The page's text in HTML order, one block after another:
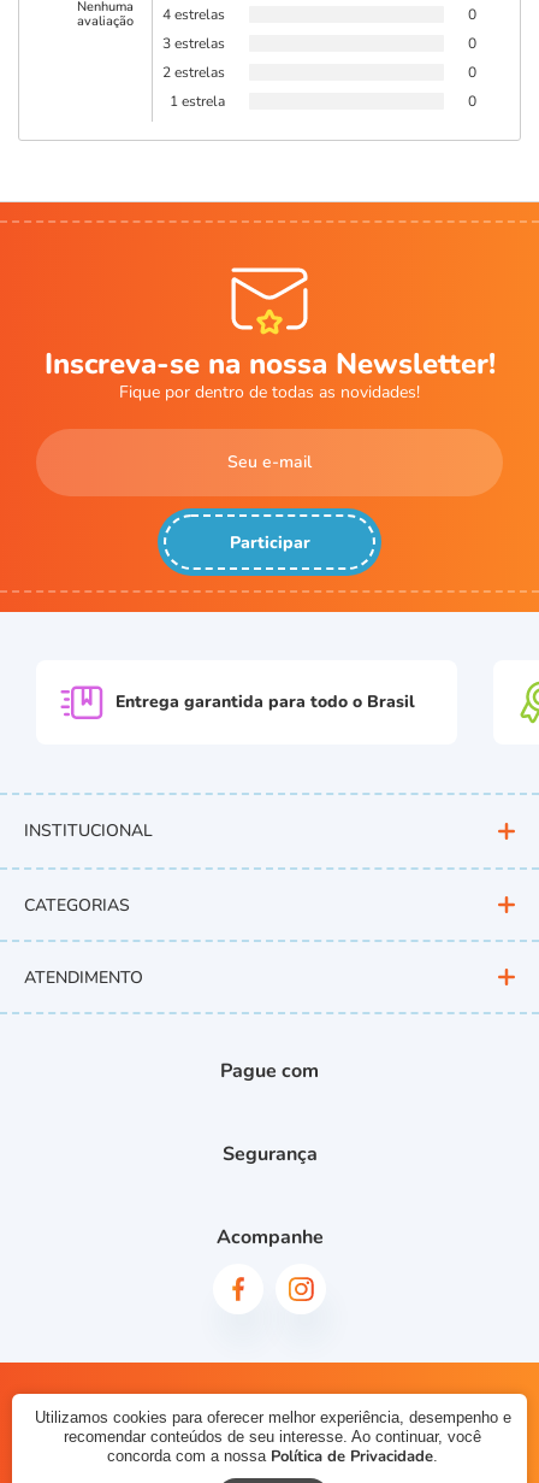
Nenhuma
avaliação
4 estrelas
0
3 estrelas
0
2 estrelas
0
1 estrela
0
Inscreva-se na nossa Newsletter!
Fique por dentro de todas as novidades!
Participar
Entrega garantida para todo o Brasil
INSTITUCIONAL
CATEGORIAS
ATENDIMENTO
Pague com
Segurança
Acompanhe
© 2023 - Planeta Baby Teen. CNPJ: 10237286000187. Todos os
direitos reservados.
Utilizamos cookies para oferecer melhor experiência, desempenho e
recomendar conteúdos de seu interesse. Ao continuar, você
concorda com a nossa Política de Privacidade.